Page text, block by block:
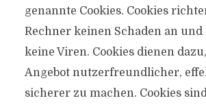
genannte Cookies. Cookies
Rechner keinen Schaden an
keine Viren. Cookies dienen
Angebot nutzerfreundlicher,
sicherer zu machen. Cookies